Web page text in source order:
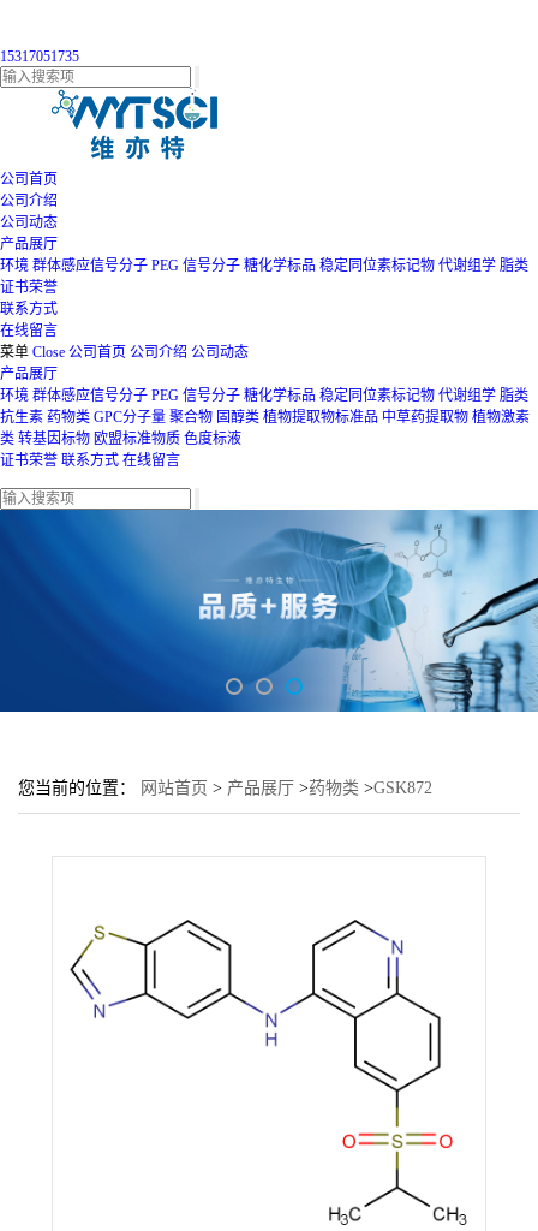
15317051735
公司首页
公司介绍
公司动态
产品展厅
环境 群体感应信号分子 PEG 信号分子 糖化学标品 稳定同位素标记物 代谢组学 脂类
证书荣誉
联系方式
在线留言
菜单 Close 公司首页 公司介绍 公司动态
产品展厅
环境 群体感应信号分子 PEG 信号分子 糖化学标品 稳定同位素标记物 代谢组学 脂类
抗生素 药物类 GPC分子量 聚合物 固醇类 植物提取物标准品 中草药提取物 植物激素
类 转基因标物 欧盟标准物质 色度标液
证书荣誉 联系方式 在线留言
您当前的位置： 网站首页 > 产品展厅 >药物类 >GSK872